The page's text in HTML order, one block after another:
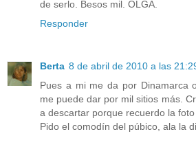
de serlo. Besos mil. OLGA.
Responder
Berta 8 de abril de 2010 a las
Pues a mi me da por Dinamarca
me puede dar por mil sitios más.
a descartar porque recuerdo la
Pido el comodín del púbico, ala la